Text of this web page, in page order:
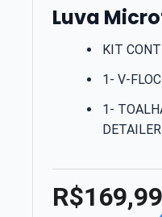
Luva
KIT
1- V-
1-
DETAILER
R$169,99